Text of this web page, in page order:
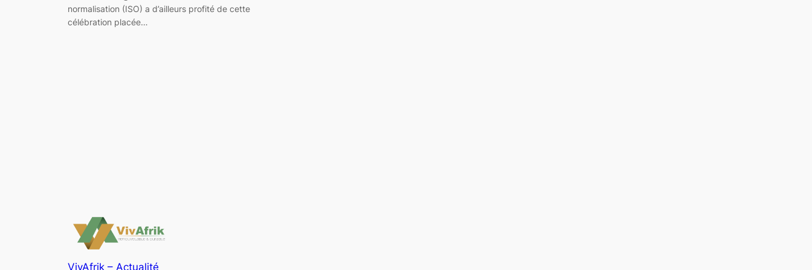
normalisation (ISO) a d’ailleurs profité de cette
célébration placée…
VivAfrik – Actualité